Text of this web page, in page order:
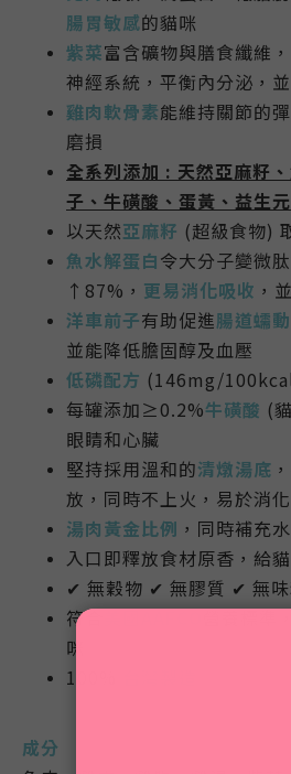
腸胃敏感的貓咪
紫菜富含礦物與膳食纖維
神經系統，平衡內分泌，
雞肉軟骨素能維持關節的
磨損
全系列添加 : 天然亞麻籽
子、牛磺酸、蛋黃、益生元
以天然亞麻籽 (超級食物)
魚水解蛋白令大分子變微
↑87%， 更易消化吸收 ，
洋車前子有助促進腸道蠕動
並能降低膽固醇及血壓
低磷配方 (146mg/
每罐添加≥0.2%牛磺酸 (
眼睛和心臟
堅持採用溫和的清燉湯底
放，同時不上火，易於消
湯肉黃金比例 ， 同時補充
入口即釋放食材原香，給
✔ 無穀物 ✔ 無膠質 ✔ 無
符合美國AAFCO營養標準
咪
100%
成分